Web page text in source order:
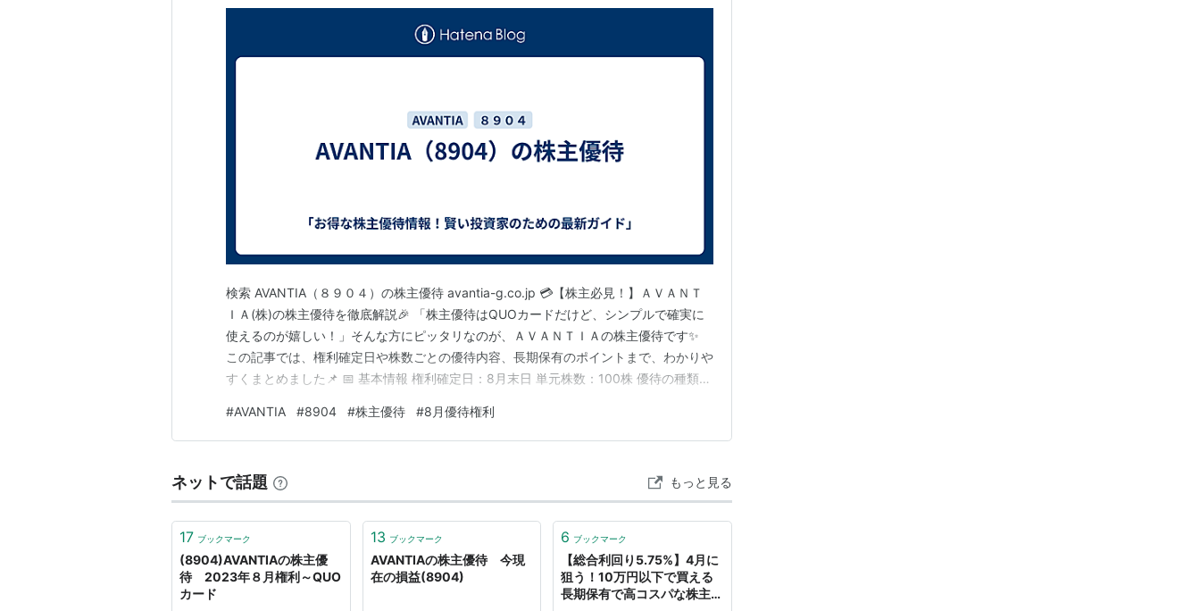
検索 AVANTIA（８９０４）の株主優待 avantia-g.co.jp 💳【株主必見！】ＡＶＡＮＴ
ＩＡ(株)の株主優待を徹底解説🎉 「株主優待はQUOカードだけど、シンプルで確実に
使えるのが嬉しい！」そんな方にピッタリなのが、ＡＶＡＮＴＩＡの株主優待です✨
この記事では、権利確定日や株数ごとの優待内容、長期保有のポイントまで、わかりや
すくまとめました📌 📅 基本情報 権利確定日：8月末日 単元株数：100株 優待の種類：
みたい方にピッタリの銘柄です💡 🎁 優待内容詳細 QUOカードがもらえる！ 保有株数
優待…
#AVANTIA #8904 #株主優待 #8月優待権利
ネットで話題 もっと見る
17 ブックマーク
(8904)AVANTIAの株主優
待 2023年８月権利～QUO
カード
13 ブックマーク
AVANTIAの株主優待 今現
在の損益(8904)
6 ブックマーク
【総合利回り5.75%】4月に
狙う！10万円以下で買える
長期保有で高コスパな株主優